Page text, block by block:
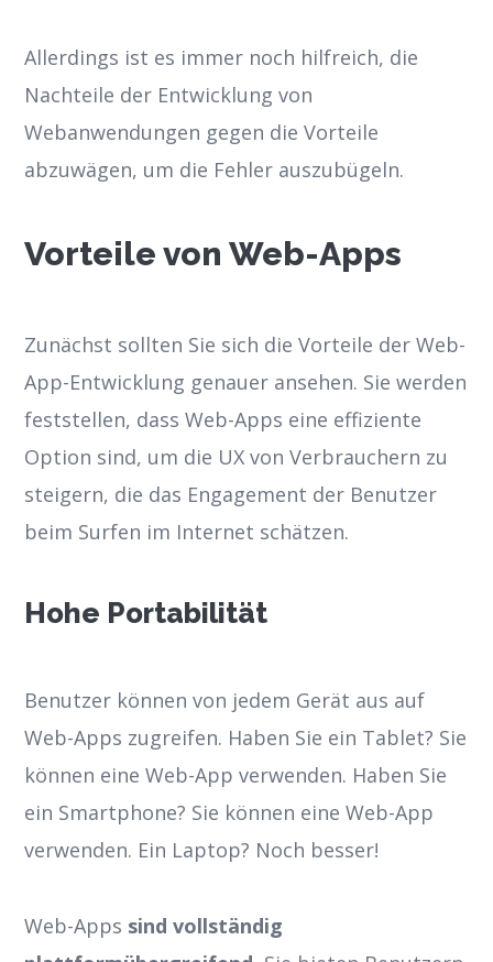
Allerdings ist es immer noch hilfreich, die
Nachteile der Entwicklung von
Webanwendungen gegen die Vorteile
abzuwägen, um die Fehler auszubügeln.
Vorteile von Web-Apps
Zunächst sollten Sie sich die Vorteile der Web-
App-Entwicklung genauer ansehen. Sie werden
feststellen, dass Web-Apps eine effiziente
Option sind, um die UX von Verbrauchern zu
steigern, die das Engagement der Benutzer
beim Surfen im Internet schätzen.
Hohe Portabilität
Benutzer können von jedem Gerät aus auf
Web-Apps zugreifen. Haben Sie ein Tablet? Sie
können eine Web-App verwenden. Haben Sie
ein Smartphone? Sie können eine Web-App
verwenden. Ein Laptop? Noch besser!
Web-Apps sind vollständig